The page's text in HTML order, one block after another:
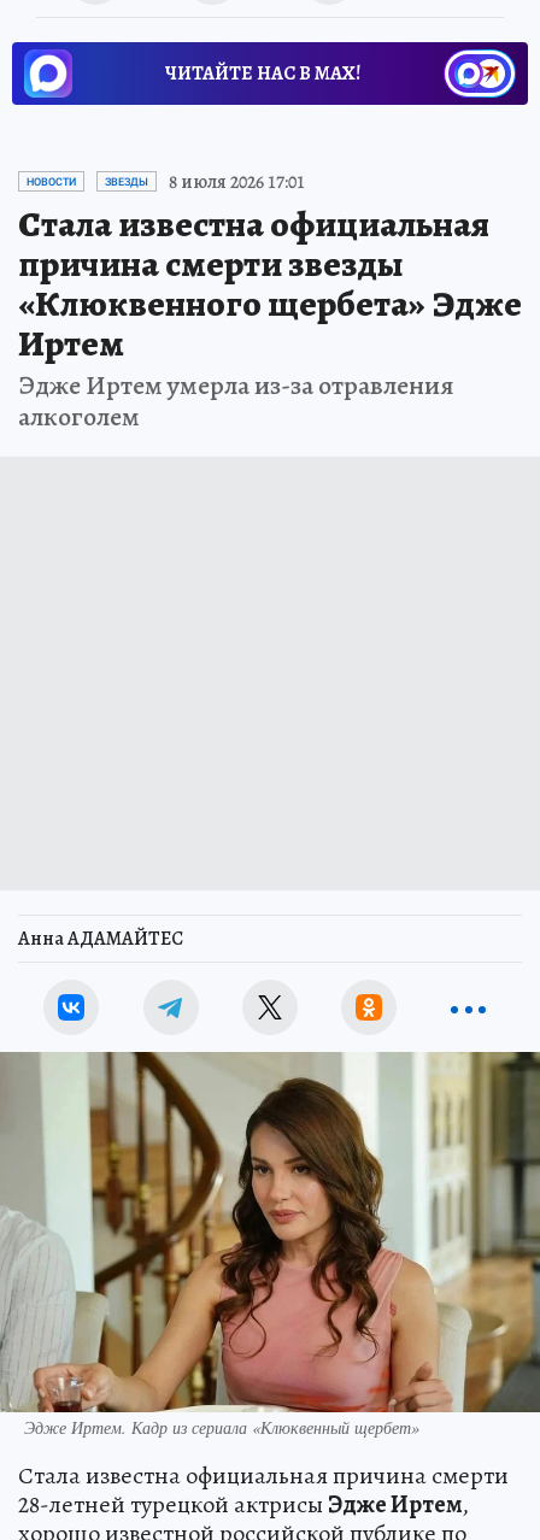
ЧИТАЙТЕ НАС В МАХ!
НОВОСТИ ЗВЕЗДЫ 8 июля 2026 17:01
Стала известна официальная
причина смерти звезды
«Клюквенного щербета» Эдже
Иртем
Эдже Иртем умерла из-за отравления
алкоголем
Анна АДАМАЙТЕС
Эдже Иртем. Кадр из сериала «Клюквенный щербет»
Стала известна официальная причина смерти
28-летней турецкой актрисы Эдже Иртем,